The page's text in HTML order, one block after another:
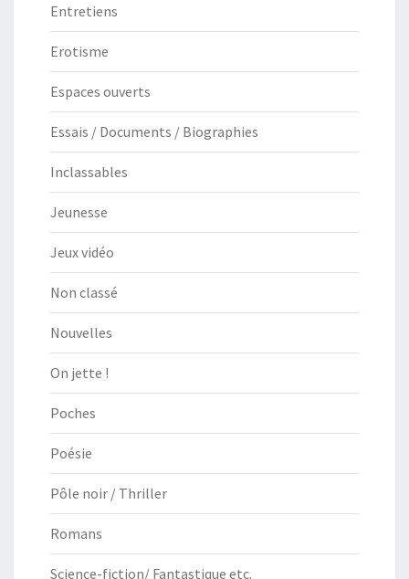
Entretiens
Erotisme
Espaces ouverts
Essais / Documents / Biographies
Inclassables
Jeunesse
Jeux vidéo
Non classé
Nouvelles
On jette !
Poches
Poésie
Pôle noir / Thriller
Romans
Science-fiction/ Fantastique etc.